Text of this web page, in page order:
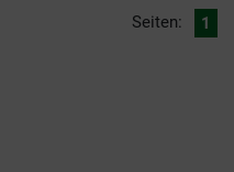
Seiten: 1